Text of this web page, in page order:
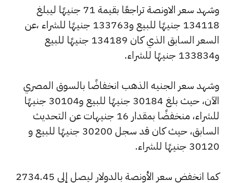
وشهد سعر الاونصة تراجعًا بقيمة 71 جنيهًا ليبلغ
134118 جنيهًا للبيع و133763 جنيهًا للشراء ،عن
السعر السابق الذي كان 134189 جنيهًا للبيع
و133834 جنيهًا للشراء.
وشهد سعر الجنيه الذهب انخفاضًا بالسوق المصري
الآن، حيث بلغ 30184 جنيهًا للبيع و30104 جنيهًا
للشراء، منخفضًا بمقدار 16 جنيهات عن التحديث
السابق، حيث كان قد سجل 30200 جنيهًا للبيع و
30120 جنيهًا للشراء.
كما انخفض سعر الأونصة بالدولار ليصل إلى 2734.45